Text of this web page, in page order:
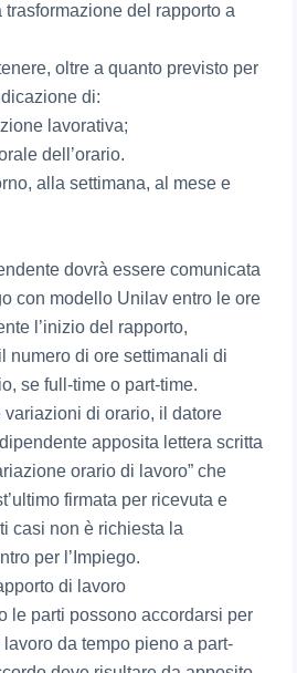
del rapporto a
oltre a quanto previsto per
di:
lavorativa;
dell’orario.
alla settimana, al mese e
dovrà essere comunicata
con modello Unilav entro le ore
l’inizio del rapporto,
numero di ore settimanali di
se full-time o part-time.
variazioni di orario, il datore
apposita lettera scritta
orario di lavoro” che
firmata per ricevuta e
casi non è richiesta la
per l’Impiego.
di lavoro
le parti possono accordarsi per
lavoro da tempo pieno a part-